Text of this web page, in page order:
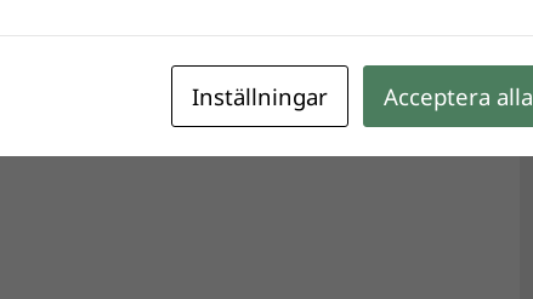
Inställningar Acceptera alla